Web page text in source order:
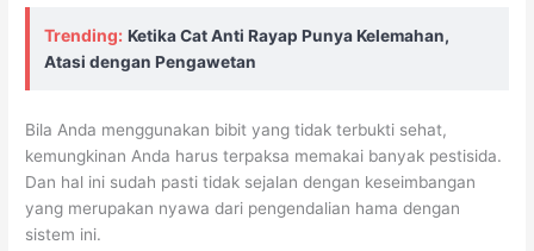
Trending: Ketika Cat Anti Rayap Punya Kelemahan,
Atasi dengan Pengawetan
Bila Anda menggunakan bibit yang tidak terbukti sehat,
kemungkinan Anda harus terpaksa memakai banyak pestisida.
Dan hal ini sudah pasti tidak sejalan dengan keseimbangan
yang merupakan nyawa dari pengendalian hama dengan
sistem ini.